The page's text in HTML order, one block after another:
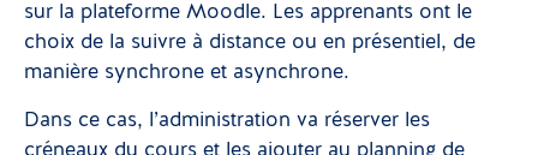
sur la plateforme Moodle. Les apprenants ont le
choix de la suivre à distance ou en présentiel, de
manière synchrone et asynchrone.
Dans ce cas, l’administration va réserver les
créneaux du cours et les ajouter au planning de